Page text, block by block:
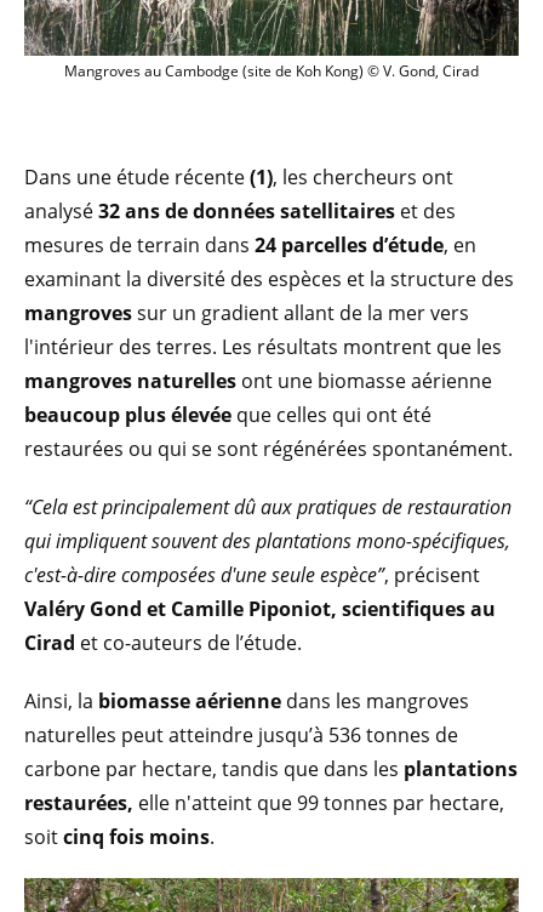
Mangroves au Cambodge (site de Koh
Mangroves au Cambodge (site de Koh Kong) © V. Gond, Cirad
Dans une étude récente(1), les chercheurs ont
analysé32 ans de données satellitaires et des
mesures de terrain dans 24 parcelles d’étude, en
examinant la diversité des espèces et la structure des
mangrovessur un gradient allant de la mer vers
l'intérieur des terres. Les résultats montrent que les
mangroves naturelles ont une biomasse aérienne
beaucoup plus élevée que celles qui ont été
restaurées ou qui se sont régénérées spontanément.
“Cela est principalement dû aux pratiques de restauration
qui impliquent souvent des plantations mono-spécifiques,
c'est-à-dire composées d'une seule espèce”, précisent
Valéry Gond et Camille Piponiot, scientifiques au
Cirad et co-auteurs de l’étude.
Ainsi, la biomasse aérienne dans les mangroves
naturelles peut atteindre jusqu’à 536 tonnes de
carbone par hectare, tandis que dans les plantations
restaurées, elle n'atteint que 99 tonnes par hectare,
soitcinq fois moins.